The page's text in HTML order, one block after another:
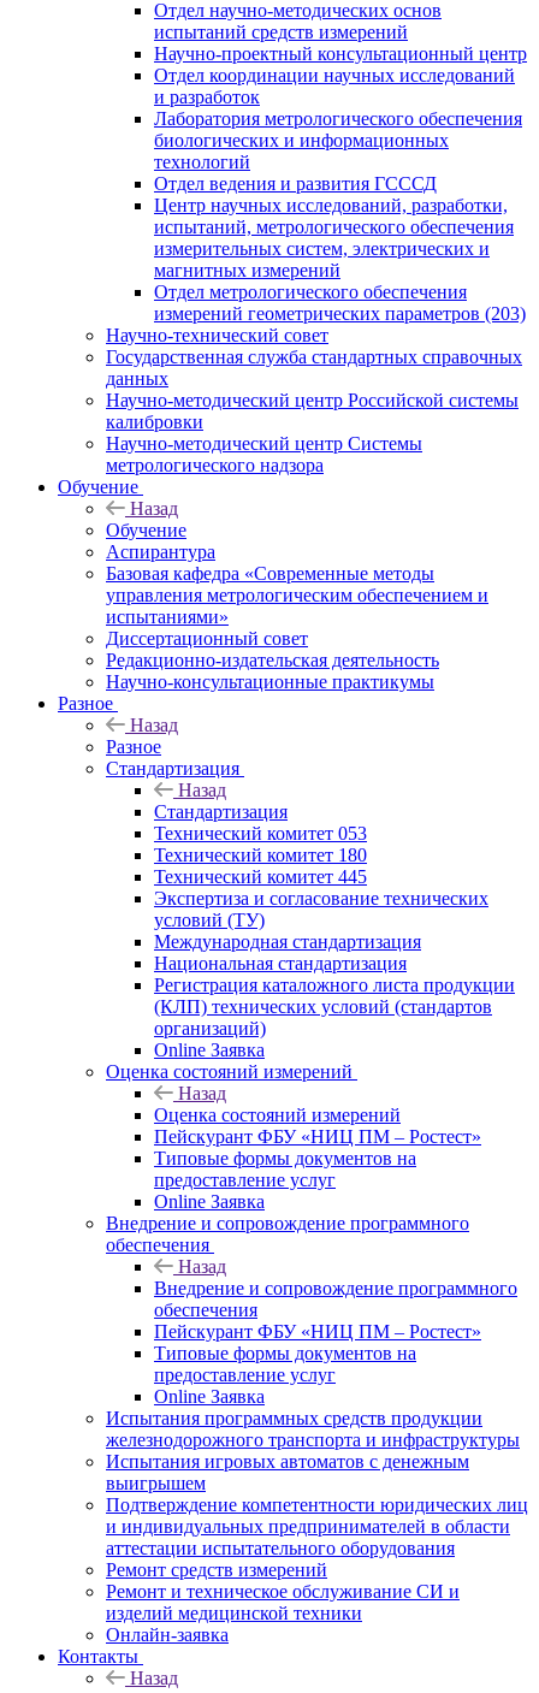
Отдел научно-методических основ
испытаний средств измерений
Научно-проектный консультационный центр
Отдел координации научных исследований
и разработок
Лаборатория метрологического обеспечения
биологических и информационных
технологий
Отдел ведения и развития ГСССД
Центр научных исследований, разработки,
испытаний, метрологического обеспечения
измерительных систем, электрических и
магнитных измерений
Отдел метрологического обеспечения
измерений геометрических параметров (203)
Научно-технический совет
Государственная служба стандартных справочных
данных
Научно-методический центр Российской системы
калибровки
Научно-методический центр Системы
метрологического надзора
Обучение
Назад
Обучение
Аспирантура
Базовая кафедра «Современные методы
управления метрологическим обеспечением и
испытаниями»
Диссертационный совет
Редакционно-издательская деятельность
Научно-консультационные практикумы
Разное
Назад
Разное
Стандартизация
Назад
Стандартизация
Технический комитет 053
Технический комитет 180
Технический комитет 445
Экспертиза и согласование технических
условий (ТУ)
Международная стандартизация
Национальная стандартизация
Регистрация каталожного листа продукции
(КЛП) технических условий (стандартов
организаций)
Online Заявка
Оценка состояний измерений
Назад
Оценка состояний измерений
Пейскурант ФБУ «НИЦ ПМ – Ростест»
Типовые формы документов на
предоставление услуг
Online Заявка
Внедрение и сопровождение программного
обеспечения
Назад
Внедрение и сопровождение программного
обеспечения
Пейскурант ФБУ «НИЦ ПМ – Ростест»
Типовые формы документов на
предоставление услуг
Online Заявка
Испытания программных средств продукции
железнодорожного транспорта и инфраструктуры
Испытания игровых автоматов с денежным
выигрышем
Подтверждение компетентности юридических лиц
и индивидуальных предпринимателей в области
аттестации испытательного оборудования
Ремонт средств измерений
Ремонт и техническое обслуживание СИ и
изделий медицинской техники
Онлайн-заявка
Контакты
Назад